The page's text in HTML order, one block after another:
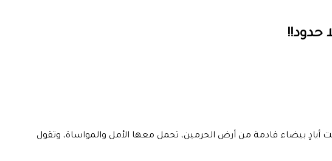
حدود!!
أيادٍ بيضاء قادمة من أرض الحرمين، تحمل معها الأمل والمواساة، وتقول